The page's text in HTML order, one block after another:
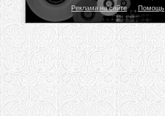
Реклама на сайте Помощь